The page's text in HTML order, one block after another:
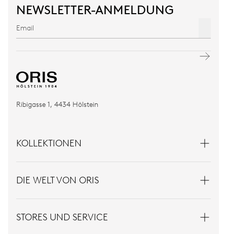
NEWSLETTER-ANMELDUNG
Ribigasse 1, 4434 Hölstein
KOLLEKTIONEN
DIE WELT VON ORIS
STORES UND SERVICE